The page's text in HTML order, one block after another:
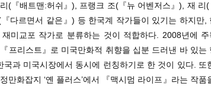
(『배트맨:허쉬』), 프랭크 조(『뉴 어벤저스』), 재 리(
다르면서 같은』) 등 한국계 작가들이 있기는 하지만,
미교포 작가로 분류하는 것이 적합하다. 2008년에 주
프리스트』로 미국만화적 취향을 십분 드러낸 바 있는
과 미국시장에서 동시에 런칭하기로 한 것이 있다. 또
만화잡지 ‘옌 플러스’에서 『맥시멈 라이프』라는 작품